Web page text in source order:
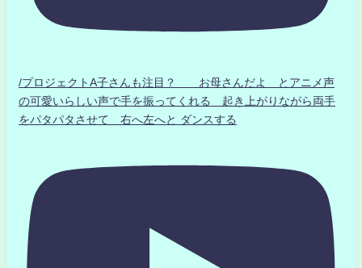
/プロジェクトA子さんも注目？ お母さんだよ とアニメ声
の可愛いらしい声で手を振ってくれる 起き上がりながら両手
をパタパタさせて 右へ左へと ダンスする